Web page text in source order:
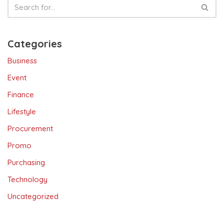
Categories
Business
Event
Finance
Lifestyle
Procurement
Promo
Purchasing
Technology
Uncategorized